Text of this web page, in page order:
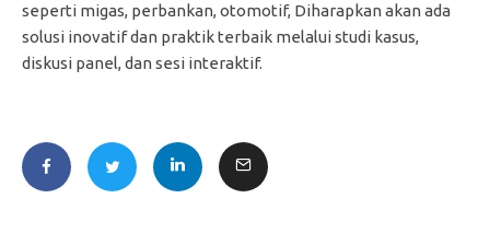
seperti migas, perbankan, otomotif, Diharapkan akan ada
solusi inovatif dan praktik terbaik melalui studi kasus,
diskusi panel, dan sesi interaktif.